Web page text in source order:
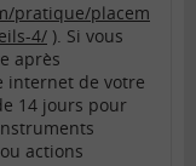
pratique/placem
4/ ). Si vous
après
internet de votre
14 jours pour
actions